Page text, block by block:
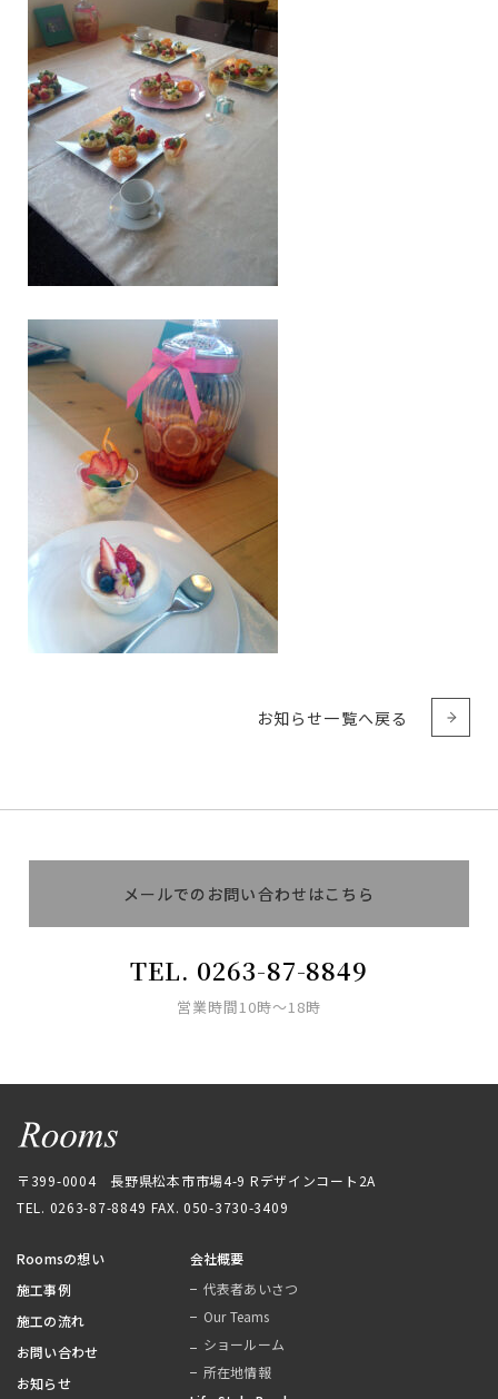
お知らせ一覧へ戻る
メールでのお問い合わせはこちら
メールでのお問い合わせはこちら
TEL. 0263-87-8849
営業時間10時〜18時
〒399-0004 長野県松本市市場4-9 Rデザインコート2A
TEL. 0263-87-8849 FAX. 050-3730-3409
Roomsの想い
施工事例
施工の流れ
お問い合わせ
お知らせ
会社概要
代表者あいさつ
Our Teams
ショールーム
所在地情報